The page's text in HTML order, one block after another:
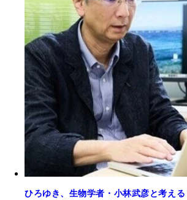
ひろゆき、生物学者・小林武彦と考え